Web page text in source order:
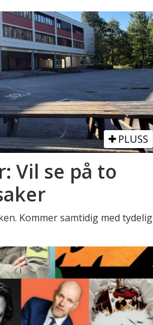
PLUSS
Vil se på to
Kommer samtidig med tydelig